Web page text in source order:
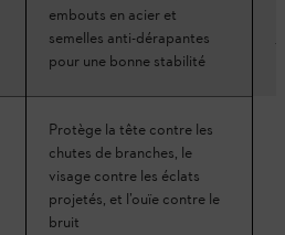
embouts en acier et
semelles anti-dérapantes
pour une bonne stabilité
Protège la tête contre les
chutes de branches, le
visage contre les éclats
projetés, et l’ouïe contre le
bruit